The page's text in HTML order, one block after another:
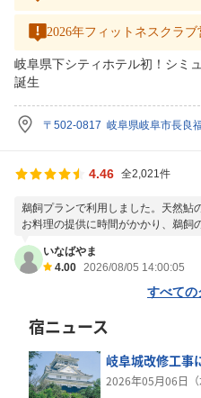
2026年フィットネスクラ
岐阜県下シティホテル初！シミ
誕生
〒502-0817 岐阜県岐阜市長良
4.46 全2,021件
鵜飼プランで利用しました。天然鮎
お料理の提供に時間がかかり、鵜飼
いなばやま
4.00 2026/08/05 14:00:05
すべての
宿ニュース
岐阜城改修工事
2026年05月06日（